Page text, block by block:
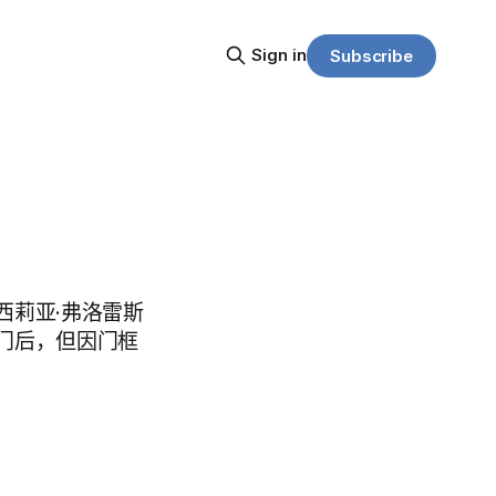
Sign in Subscribe
莉亚·弗洛雷斯
后，但因门框